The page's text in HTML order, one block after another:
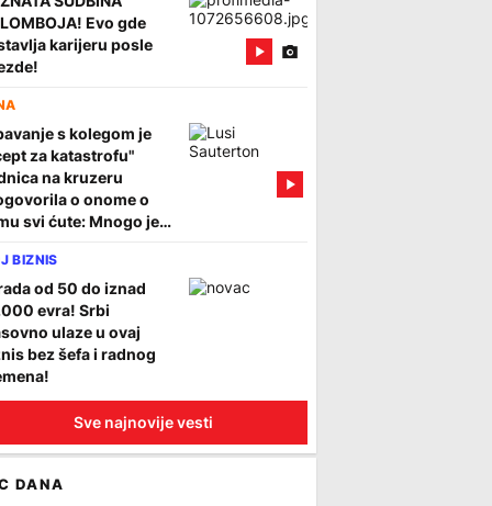
Evo gde
karijeru posle
s kolegom je
za katastrofu"
na kruzeru
o onome o
svi ćute: Mnogo je
BIZNIS
od 50 do iznad
evra! Srbi
ulaze u ovaj
bez šefa i radnog
Sve najnovije vesti
DANA